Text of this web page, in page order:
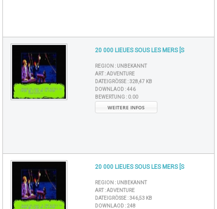
20 000 LIEUES SOUS LES MERS [S
REGION : UNBEKANNT
ART :ADVENTURE
DATEIGRÖSSE : 328,47 KB
DOWNLAOD :446
BEWERTUNG : 0.00
WEITERE INFOS
20 000 LIEUES SOUS LES MERS [S
REGION : UNBEKANNT
ART :ADVENTURE
DATEIGRÖSSE : 346,53 KB
DOWNLAOD :248